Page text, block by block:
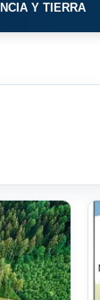
Y TIERRA